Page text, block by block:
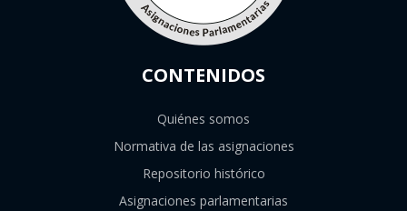
CONTENIDOS
Quiénes somos
Normativa de las asignaciones
Repositorio histórico
Asignaciones parlamentarias